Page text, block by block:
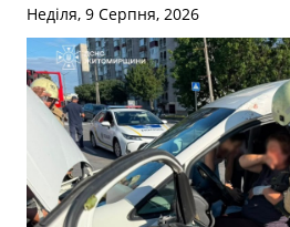
Неділя, 9 Серпня, 2026